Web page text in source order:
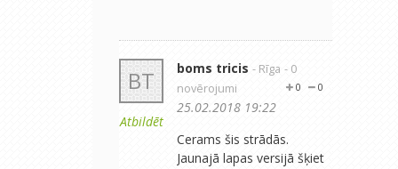
BT
Atbildēt
boms tricis - Rīga - 0
novērojumi
0
0
25.02.2018 19:22
Cerams šis strādās.
Jaunajā lapas versijā šķiet